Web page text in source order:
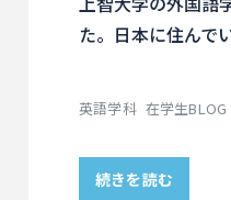
た。日本に住んで
英語学科 在学生BLOG
続きを読む